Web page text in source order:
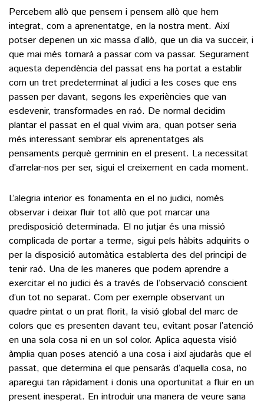
Percebem allò que pensem i pensem allò que hem
integrat, com a aprenentatge, en la nostra ment. Així
potser depenen un xic massa d’allò, que un dia va succeir, i
que mai més tornarà a passar com va passar. Segurament
aquesta dependència del passat ens ha portat a establir
com un tret predeterminat al judici a les coses que ens
passen per davant, segons les experiències que van
esdevenir, transformades en raó. De normal decidim
plantar el passat en el qual vivim ara, quan potser seria
més interessant sembrar els aprenentatges als
pensaments perquè germinin en el present. La necessitat
d’arrelar-nos per ser, sigui el creixement en cada moment.
L’alegria interior es fonamenta en el no judici, només
observar i deixar fluir tot allò que pot marcar una
predisposició determinada. El no jutjar és una missió
complicada de portar a terme, sigui pels hàbits adquirits o
per la disposició automàtica establerta des del principi de
tenir raó. Una de les maneres que podem aprendre a
exercitar el no judici és a través de l’observació conscient
d’un tot no separat. Com per exemple observant un
quadre pintat o un prat florit, la visió global del marc de
colors que es presenten davant teu, evitant posar l’atenció
en una sola cosa ni en un sol color. Aplica aquesta visió
àmplia quan poses atenció a una cosa i així ajudaràs que el
passat, que determina el que pensaràs d’aquella cosa, no
aparegui tan ràpidament i donis una oportunitat a fluir en un
present inesperat. En introduir una manera de veure sana